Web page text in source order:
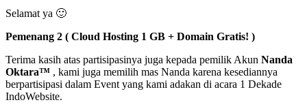
Selamat ya 🙂
Pemenang 2 ( Cloud Hosting 1 GB + Domain Gratis! )
Terima kasih atas partisipasinya juga kepada pemilik Akun Nanda
Oktara™ , kami juga memilih mas Nanda karena kesediannya
berpartisipasi dalam Event yang kami adakan di acara 1 Dekade
IndoWebsite.